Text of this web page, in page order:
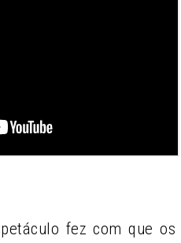
fez com que os